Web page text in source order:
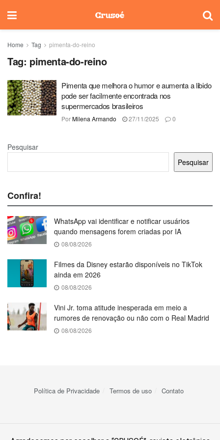
Home Tag pimenta-do-reino
Tag: pimenta-do-reino
Pimenta que melhora o humor e aumenta a libido
pode ser facilmente encontrada nos
supermercados brasileiros
PorMilena Armando 27/11/2025 0
Pesquisar
Pesquisar
Confira!
WhatsApp vai identificar e notificar usuários
quando mensagens forem criadas por IA
08/08/2026
Filmes da Disney estarão disponíveis no TikTok
ainda em 2026
08/08/2026
Vini Jr. toma atitude inesperada em meio a
rumores de renovação ou não com o Real Madrid
08/08/2026
Política de Privacidade Termos de uso Contato